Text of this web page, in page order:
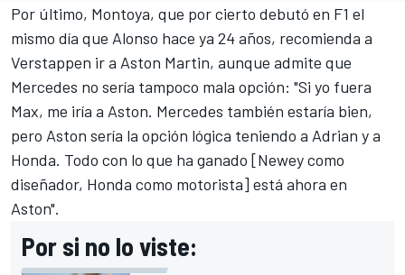
Por último, Montoya, que por cierto debutó en F1 el
mismo día que Alonso hace ya 24 años, recomienda a
Verstappen ir a Aston Martin, aunque admite que
Mercedes no sería tampoco mala opción: "Si yo fuera
Max, me iría a Aston. Mercedes también estaría bien,
pero Aston sería la opción lógica teniendo a Adrian y a
Honda. Todo con lo que ha ganado [Newey como
diseñador, Honda como motorista] está ahora en
Aston".
Por si no lo viste: